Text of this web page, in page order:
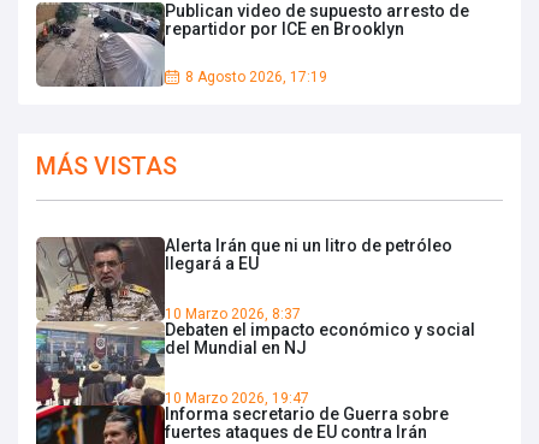
Publican video de supuesto arresto de
repartidor por ICE en Brooklyn
8 Agosto 2026, 17:19
MÁS VISTAS
Alerta Irán que ni un litro de petróleo
llegará a EU
10 Marzo 2026, 8:37
Debaten el impacto económico y social
del Mundial en NJ
10 Marzo 2026, 19:47
Informa secretario de Guerra sobre
fuertes ataques de EU contra Irán